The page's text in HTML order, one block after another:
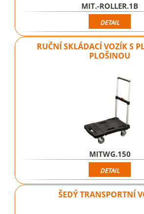
MIT.-ROLLER.1B
DETAIL
RUČNÍ SKLÁDACÍ VOZÍK S
PLOŠINOU
MITWG.150
DETAIL
ŠEDÝ TRANSPORTNÍ